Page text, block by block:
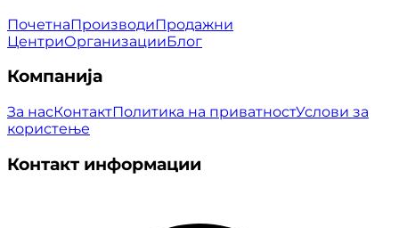
ПочетнаПроизводиПродажни
ЦентриОрганизацииБлог
Компанија
За насКонтактПолитика на приватностУслови за
користење
Контакт информации